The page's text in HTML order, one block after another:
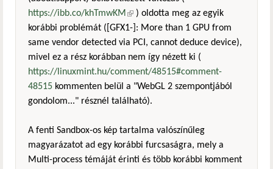
https://ibb.co/khTmwKM(külső hivatkozás)
) oldotta meg az egyik
korábbi problémát ([GFX1-]: More than 1 GPU from
same vendor detected via PCI, cannot deduce device),
mivel ez a rész korábban nem így nézett ki (
https://linuxmint.hu/comment/48515#comment-
48515 kommenten belül a "WebGL 2 szempontjából
gondolom..." résznél található).
A fenti Sandbox-os kép tartalma valószínűleg
magyarázatot ad egy korábbi furcsaságra, mely a
Multi-process témáját érinti és több korábbi komment